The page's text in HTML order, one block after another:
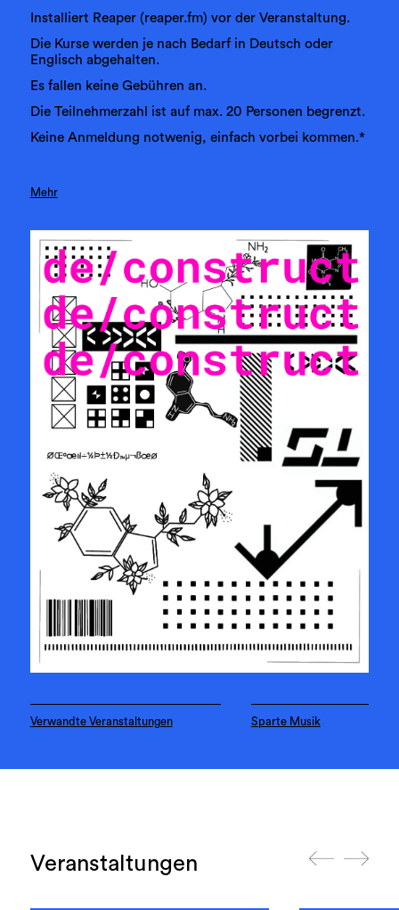
Installiert Reaper (reaper.fm) vor der Veranstaltung.
Die Kurse werden je nach Bedarf in Deutsch oder
Englisch abgehalten.
Es fallen keine Gebühren an.
Die Teilnehmerzahl ist auf max. 20 Personen begrenzt.
Keine Anmeldung notwenig, einfach vorbei kommen.*
Mehr
Verwandte Veranstaltungen Sparte Musik
Veranstaltungen